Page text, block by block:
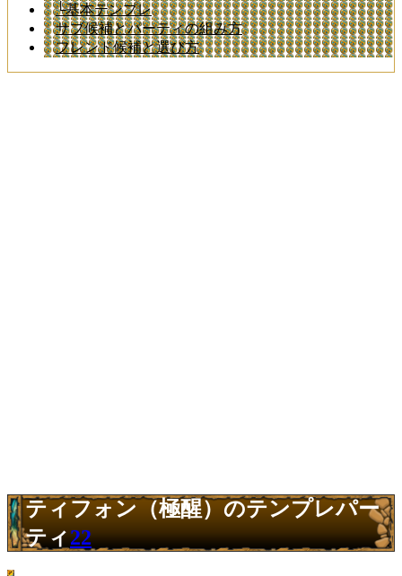
└基本テンプレ
サブ候補とパーティの組み方
フレンド候補と選び方
ティフォン（極醒）のテンプレパー
ティ22